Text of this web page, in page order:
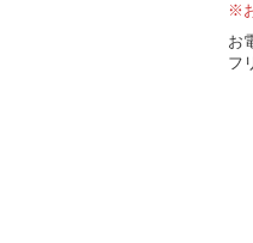
※
お
フ